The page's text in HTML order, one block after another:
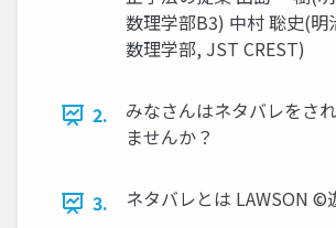
数理学部B3) 中村 聡史(明
数理学部, JST CREST)
2.
みなさんはネタバレをさ
ませんか？
3. ネタバレとは LAWSON